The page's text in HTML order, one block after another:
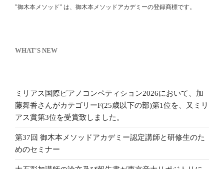
"御木本メソッド" は、御木本メソッドアカデミーの登録商標です。
WHAT'S NEW
ミリアス国際ピアノコンペティション2026において、加
藤舞香さんがカテゴリーF(25歳以下の部)第1位を、又ミリ
アス賞第3位を受賞致しました。
第37回 御木本メソッドアカデミー認定講師と研修生のた
めのセミナー